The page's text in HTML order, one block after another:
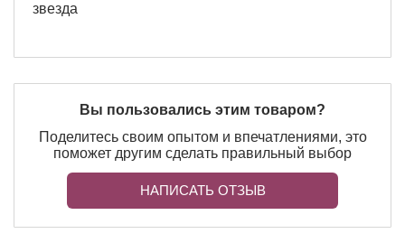
звезда
Вы пользовались этим товаром?
Поделитесь своим опытом и впечатлениями, это
поможет другим сделать правильный выбор
НАПИСАТЬ ОТЗЫВ